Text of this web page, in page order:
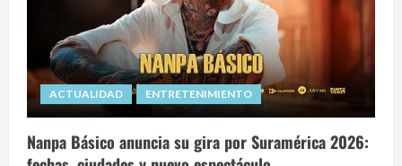
ACTUALIDAD ENTRETENIMIENTO
Nanpa Básico anuncia su gira por Suramérica 2026: